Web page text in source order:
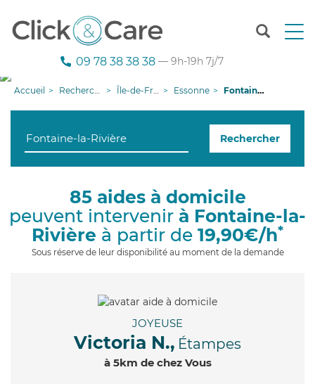
T
n
g
i
09 78 38 38 38 — 9h-19h 7j/7
Accueil Recherche aide à domicile Île-de-France Essonne Fontaine-la-Rivière
Rechercher
85 aides à domicile
peuvent intervenir à Fontaine-la-
Rivière à partir de 19,90€/h*
Sous réserve de leur disponibilité au moment de la demande
JOYEUSE
Victoria N., Étampes
à 5km de chez Vous